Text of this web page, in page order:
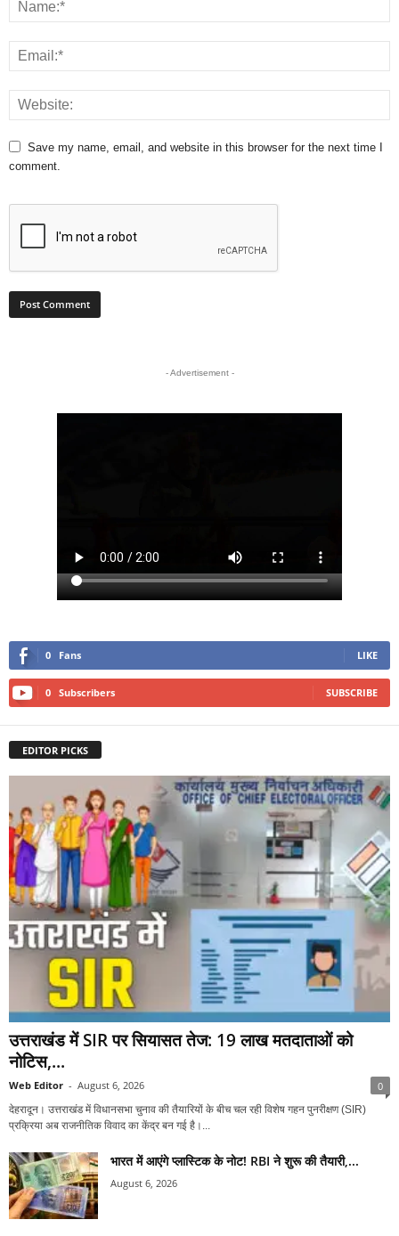
Save my name, email, and website in this browser for the next time I
comment.
- Advertisement -
0 Fans LIKE
0 Subscribers SUBSCRIBE
EDITOR PICKS
उत्तराखंड में SIR पर सियासत तेज: 19 लाख मतदाताओं को
नोटिस,...
Web Editor - August 6, 2026 0
देहरादून। उत्तराखंड में विधानसभा चुनाव की तैयारियों के बीच चल रही विशेष गहन पुनरीक्षण (SIR)
प्रक्रिया अब राजनीतिक विवाद का केंद्र बन गई है।...
भारत में आएंगे प्लास्टिक के नोट! RBI ने शुरू की तैयारी,...
August 6, 2026